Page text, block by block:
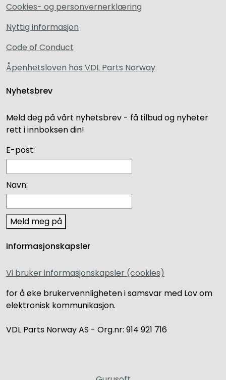
Cookies- og personvernerklæring
Nyttig informasjon
Code of Conduct
Åpenhetsloven hos VDL Parts Norway
Nyhetsbrev
Meld deg på vårt nyhetsbrev - få tilbud og nyheter
rett i innboksen din!
E-post:
Navn:
Meld meg på
Informasjonskapsler
Vi bruker informasjonskapsler (cookies)
for å øke brukervennligheten i samsvar med Lov om
elektronisk kommunikasjon.
VDL Parts Norway AS - Org.nr: 914 921 716